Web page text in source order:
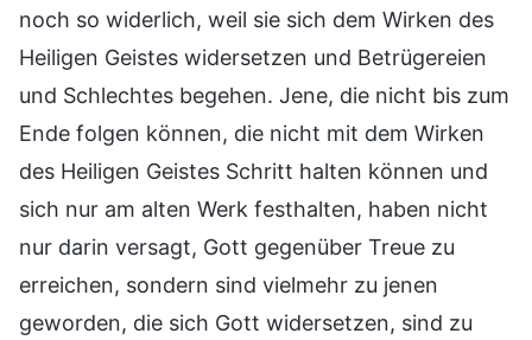
noch so widerlich, weil sie sich dem Wirken des
Heiligen Geistes widersetzen und Betrügereien
und Schlechtes begehen. Jene, die nicht bis zum
Ende folgen können, die nicht mit dem Wirken
des Heiligen Geistes Schritt halten können und
sich nur am alten Werk festhalten, haben nicht
nur darin versagt, Gott gegenüber Treue zu
erreichen, sondern sind vielmehr zu jenen
geworden, die sich Gott widersetzen, sind zu